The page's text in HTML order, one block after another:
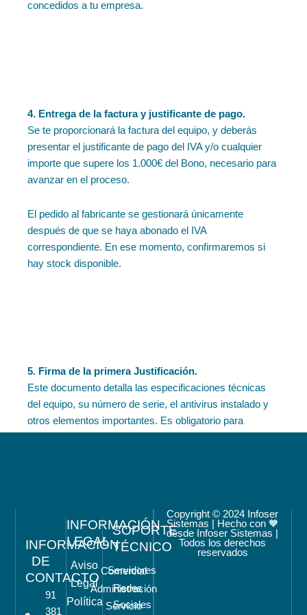
concedidos a tu empresa.
4. Entrega de la factura y justificante de pago.
Se te proporcionará la factura del equipo, y deberás
presentar el justificante de pago del IVA y/o cualquier
importe que supere los 1.000€ del Bono, necesario para
avanzar en el proceso.
El pedido al fabricante se gestionará únicamente
después de que se haya abonado el IVA
correspondiente. En ese momento, confirmaremos si
hay stock disponible.
5. Firma de la primera Justificación.
Este documento detalla las especificaciones técnicas
del equipo, su número de serie, el antivirus instalado y
otros elementos importantes. Es obligatorio para
6. Entrega del equipo.
El equipo será entregado en la dirección que nos
indiques. Durante los primeros 12 meses, tu equipo
INFORMACIÓN
DE
CONTACTO
91
381
INFORMACIÓN
LEGAL
Aviso
Legal
Política
SOPORTE
TÉCNICO
Comercial
Administración
Servicio
Servidores
Redes
Sociales
Copyright © 2024 Infoser
Sistemas | Hecho con 🧡
desde Infoser Sistemas |
Todos los derechos
reservados